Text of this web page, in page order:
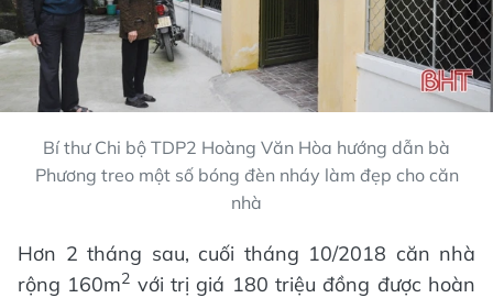
Bí thư Chi bộ TDP2 Hoàng Văn Hòa hướng dẫn bà
Phương treo một số bóng đèn nháy làm đẹp cho căn
nhà
Hơn 2 tháng sau, cuối tháng 10/2018 căn nhà
rộng 160m2 với trị giá 180 triệu đồng được hoàn